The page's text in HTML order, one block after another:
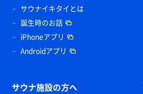
サウナイキタイとは
誕生時のお話
iPhoneアプリ
Androidアプリ
サウナ施設の方へ